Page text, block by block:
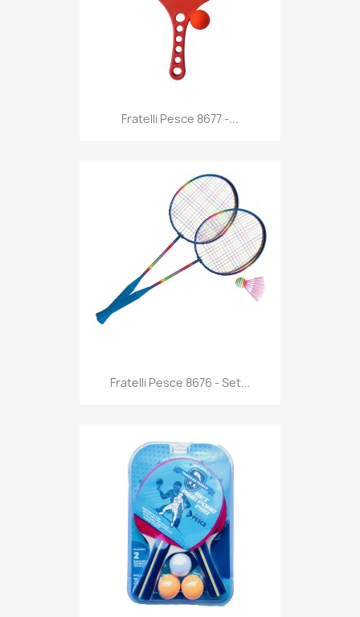
Anteprima
Fratelli Pesce 8677 -...
Anteprima
Fratelli Pesce 8676 - Set...